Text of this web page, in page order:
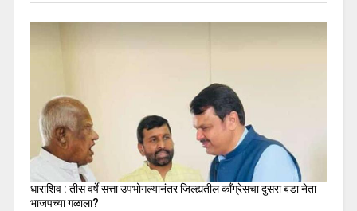
धाराशिव : तीस वर्षे सत्ता उपभोगल्यानंतर जिल्ह्यतील कॉंग्रेसचा दुसरा बडा नेता
भाजपच्या गळाला?